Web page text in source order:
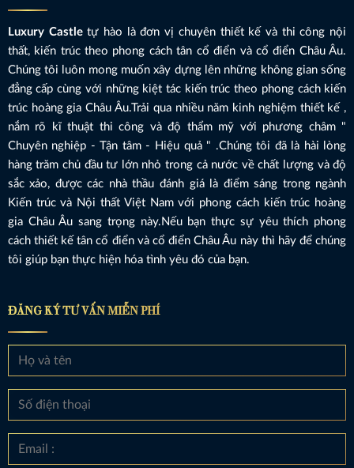
Luxury Castletự hào là đơn vị chuyên thiết kế và thi công nội
thất, kiến trúc theo phong cách tân cổ điển và cổ điển Châu Âu.
Chúng tôi luôn mong muốn xây dựng lên những không gian sống
đẳng cấp cùng với những kiệt tác kiến trúc theo phong cách kiến
trúc hoàng gia Châu Âu.Trải qua nhiều năm kinh nghiệm thiết kế ,
nắm rõ kĩ thuật thi công và độ thẩm mỹ với phương châm "
Chuyên nghiệp - Tận tâm - Hiệu quả " .Chúng tôi đã là hài lòng
hàng trăm chủ đầu tư lớn nhỏ trong cả nước về chất lượng và độ
sắc xảo, được các nhà thầu đánh giá là điểm sáng trong ngành
Kiến trúc và Nội thất Việt Nam với phong cách kiến trúc hoàng
gia Châu Âu sang trọng này.Nếu bạn thực sự yêu thích phong
cách thiết kế tân cổ điển và cổ điển Châu Âu này thì hãy để chúng
tôi giúp bạn thực hiện hóa tình yêu đó của bạn.
ĐĂNG KÝ TƯ VẤN MIỄN PHÍ